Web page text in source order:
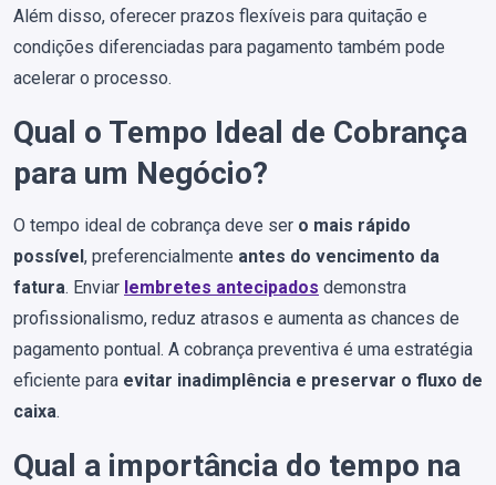
Além disso, oferecer prazos flexíveis para quitação e
condições diferenciadas para pagamento também pode
acelerar o processo.
Qual o Tempo Ideal de Cobrança
para um Negócio?
O tempo ideal de cobrança deve ser o mais rápido
possível, preferencialmente antes do vencimento da
fatura. Enviar lembretes antecipados demonstra
profissionalismo, reduz atrasos e aumenta as chances de
pagamento pontual. A cobrança preventiva é uma estratégia
eficiente para evitar inadimplência e preservar o fluxo de
caixa.
Qual a importância do tempo na